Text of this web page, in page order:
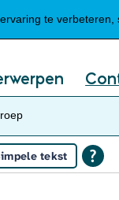
te verbeteren,
tekst